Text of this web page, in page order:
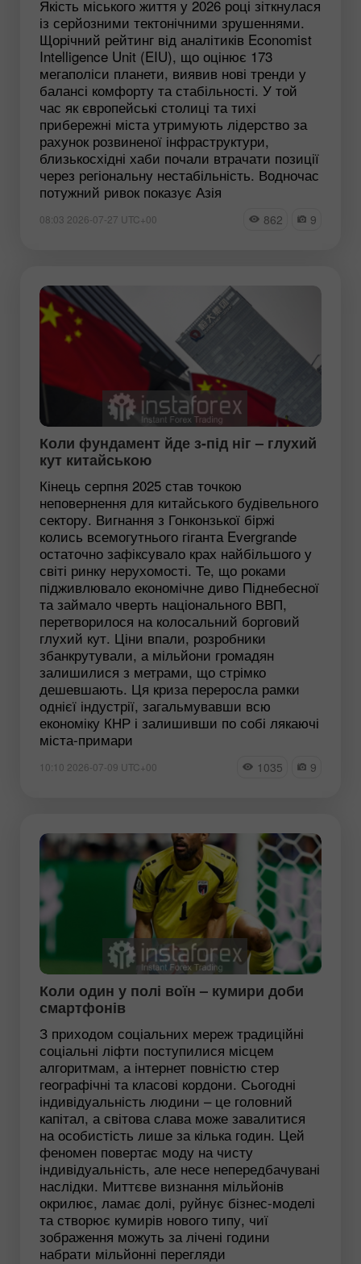
Якість міського життя у 2026 році зіткнулася
із серйозними тектонічними зрушеннями.
Щорічний рейтинг від аналітиків Economist
Intelligence Unit (EIU), що оцінює 173
мегаполіси планети, виявив нові тренди у
балансі комфорту та стабільності. У той
час як європейські столиці та тихі
прибережні міста утримують лідерство за
рахунок розвиненої інфраструктури,
близькосхідні хаби почали втрачати позиції
через регіональну нестабільність. Водночас
потужний ривок показує Азія
08:03 2026-07-27 UTC+00 862 9
Коли фундамент йде з-під ніг – глухий
кут китайською
Кінець серпня 2025 став точкою
неповернення для китайського будівельного
сектору. Вигнання з Гонконзької біржі
колись всемогутнього гіганта Evergrande
остаточно зафіксувало крах найбільшого у
світі ринку нерухомості. Те, що роками
підживлювало економічне диво Піднебесної
та займало чверть національного ВВП,
перетворилося на колосальний борговий
глухий кут. Ціни впали, розробники
збанкрутували, а мільйони громадян
залишилися з метрами, що стрімко
дешевшають. Ця криза переросла рамки
однієї індустрії, загальмувавши всю
економіку КНР і залишивши по собі лякаючі
міста-примари
10:10 2026-07-09 UTC+00 1035 9
Коли один у полі воїн – кумири доби
смартфонів
З приходом соціальних мереж традиційні
соціальні ліфти поступилися місцем
алгоритмам, а інтернет повністю стер
географічні та класові кордони. Сьогодні
індивідуальність людини – це головний
капітал, а світова слава може завалитися
на особистість лише за кілька годин. Цей
феномен повертає моду на чисту
індивідуальність, але несе непередбачувані
наслідки. Миттєве визнання мільйонів
окрилює, ламає долі, руйнує бізнес-моделі
та створює кумирів нового типу, чиї
зображення можуть за лічені години
набрати мільйонні перегляди